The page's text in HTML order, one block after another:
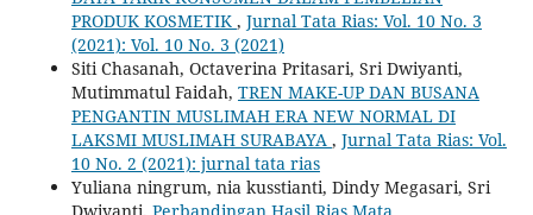
PRODUK KOSMETIK , Jurnal Tata Rias: Vol. 10 No. 3
(2021): Vol. 10 No. 3 (2021)
Siti Chasanah, Octaverina Pritasari, Sri Dwiyanti,
Mutimmatul Faidah, TREN MAKE-UP DAN BUSANA
PENGANTIN MUSLIMAH ERA NEW NORMAL DI
LAKSMI MUSLIMAH SURABAYA , Jurnal Tata Rias: Vol.
10 No. 2 (2021): jurnal tata rias
Yuliana ningrum, nia kusstianti, Dindy Megasari, Sri
Dwiyanti, Perbandingan Hasil Rias Mata